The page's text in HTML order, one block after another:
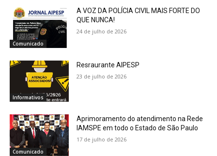
Comunicado
A VOZ DA POLÍCIA CIVIL MAIS FORTE DO
QUE NUNCA!
24 de julho de 2026
Informativos
Resraurante AIPESP
23 de julho de 2026
Comunicado
Aprimoramento do atendimento na Rede
IAMSPE em todo o Estado de São Paulo
17 de julho de 2026